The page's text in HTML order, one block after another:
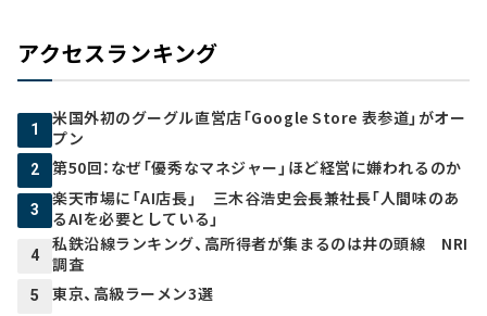
アクセスランキング
1
米国外初のグーグル直営店「Google Store 表参道」がオー
プン
2 第50回：なぜ「優秀なマネジャー」ほど経営に嫌われるのか
3
楽天市場に「AI店長」 三木谷浩史会長兼社長「人間味のあ
るAIを必要としている」
4
私鉄沿線ランキング、高所得者が集まるのは井の頭線 NRI
調査
5 東京、高級ラーメン3選